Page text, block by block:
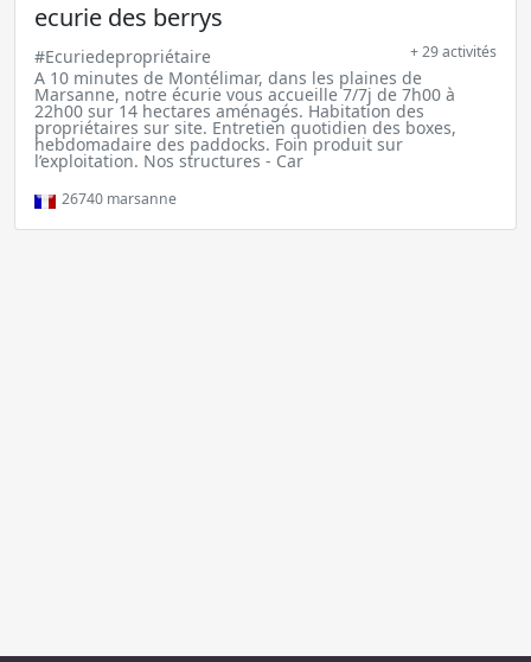
ecurie des berrys
#Ecuriedepropriétaire + 29 activités
A 10 minutes de Montélimar, dans les plaines de
Marsanne, notre écurie vous accueille 7/7j de 7h00 à
22h00 sur 14 hectares aménagés. Habitation des
propriétaires sur site. Entretien quotidien des boxes,
hebdomadaire des paddocks. Foin produit sur
l’exploitation. Nos structures - Car
26740 marsanne